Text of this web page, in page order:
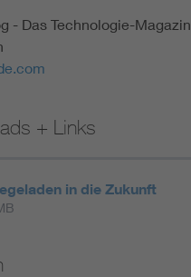
- Das Technologie-Magazin
+ Links
in die Zukunft